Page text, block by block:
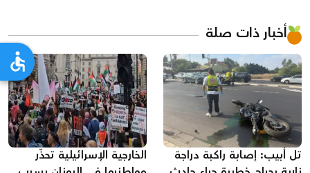
أخبار ذات صلة
تل أبيب: إصابة راكبة دراجة
الخارجية الإسرائيلية تحذّر